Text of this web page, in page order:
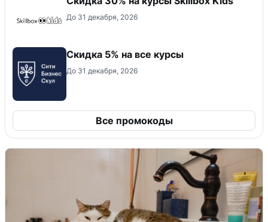
До 31 декабря, 2026
Скидка 5% на все курсы
До 31 декабря, 2026
Все промокоды